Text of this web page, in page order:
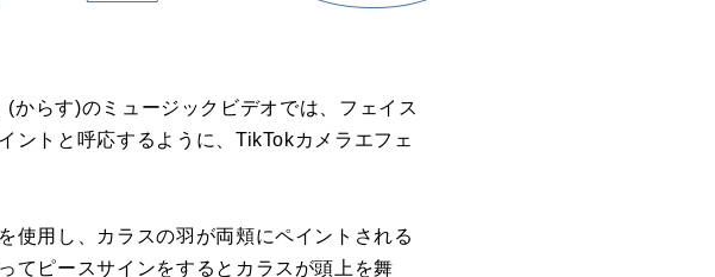
らす)のミュージックビデオでは、フェイス
ントと呼応するように、TikTokカメラエフェ
使用し、カラスの羽が両頬にペイントされる
てピースサインをするとカラスが頭上を舞